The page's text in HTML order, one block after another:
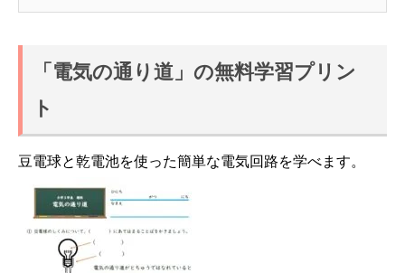
「電気の通り道」の無料学習プリン
ト
豆電球と乾電池を使った簡単な電気回路を学べます。